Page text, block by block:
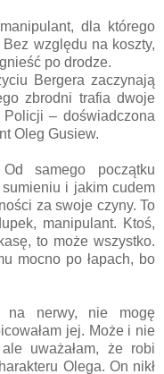
dla którego
względu na koszty,
po drodze.
Bergera zaczynają
zbrodni trafia dwoje
Policji – doświadczona
Oleg Gusiew.
samego początku
i jakim cudem
za swoje czyny. To
manipulant. Ktoś,
to może wszystko.
mocno po łapach, bo
na nerwy, nie mogę
jej. Może i nie
uważałam, że robi
Olega. On nikł